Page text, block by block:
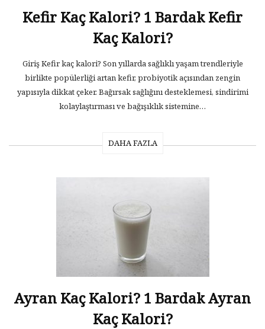
Kefir Kaç Kalori? 1 Bardak Kefir
Kaç Kalori?
Giriş Kefir kaç kalori? Son yıllarda sağlıklı yaşam trendleriyle
birlikte popülerliği artan kefir, probiyotik açısından zengin
yapısıyla dikkat çeker. Bağırsak sağlığını desteklemesi, sindirimi
kolaylaştırması ve bağışıklık sistemine…
DAHA FAZLA
Ayran Kaç Kalori? 1 Bardak Ayran
Kaç Kalori?